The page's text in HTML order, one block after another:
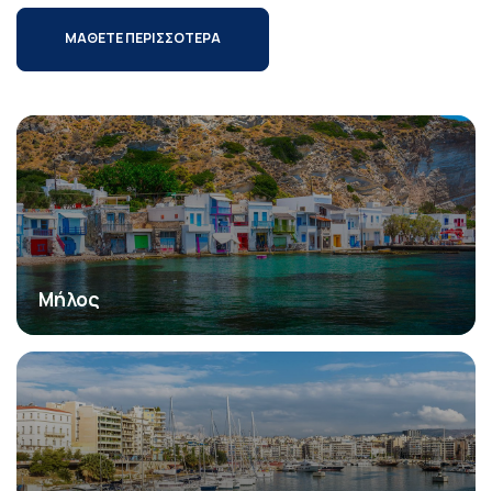
ΜΑΘΕΤΕ ΠΕΡΙΣΣΟΤΕΡΑ
Μήλος